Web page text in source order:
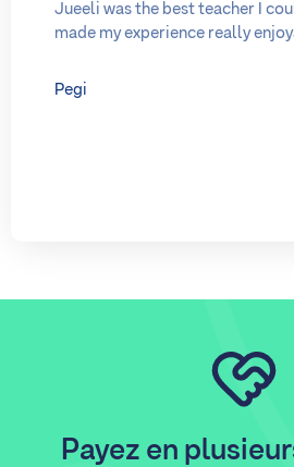
Jueeli was the best teacher I
made my experience really
Pegi
Payez en